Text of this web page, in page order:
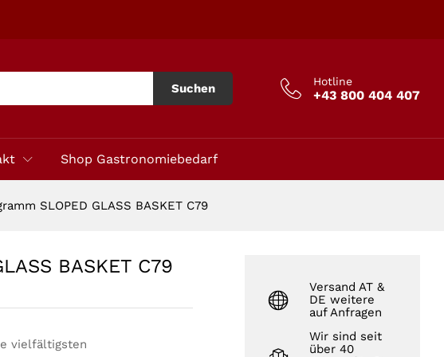
Suchen
Hotline
+43 800 404 407
Shop Gastronomiebedarf
SLOPED GLASS BASKET C79
BASKET C79
vielfältigsten
Versand AT &
DE weitere
auf Anfragen
Wir sind seit
über 40